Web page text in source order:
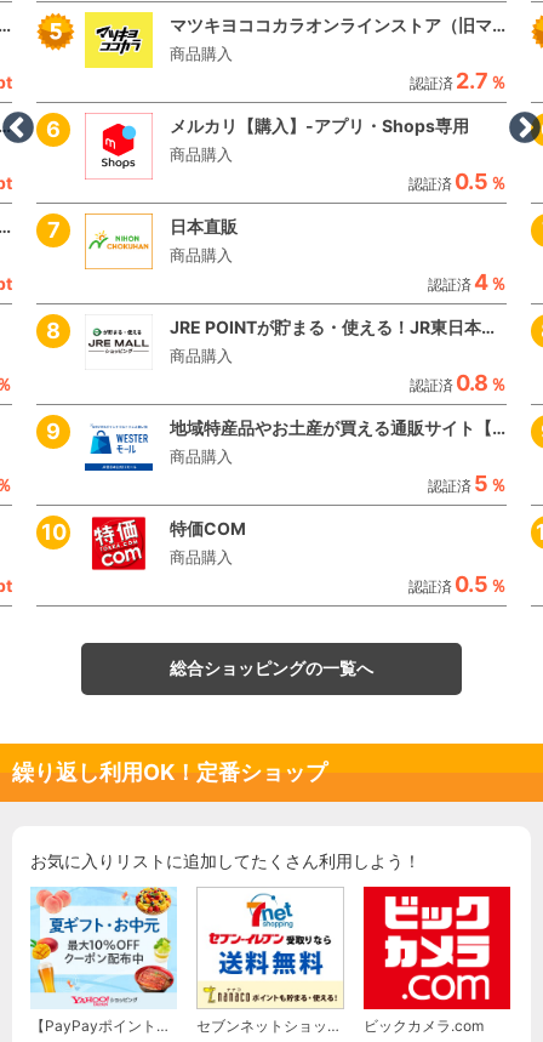
いあなたへ【タカミスキンピール】
革命【タカミスキンピール】
幹細胞培養液配合オールインワンセラム
マツキヨココカラオンラインストア（旧マツモトキヨシ）
商品購入
認証済 2.7 ％
メルカリ【購入】-アプリ・Shops専用
商品購入
認証済 0.5 ％
日本直販
商品購入
認証済4％
JRE POINTが貯まる・使える！JR東日本公式の総合オンラインモール【JRE MALLショッピング】
商品購入
認証済 0.8 ％
地域特産品やお土産が買える通販サイト【JR西日本公式/WESTERモール】
商品購入
認証済 5 ％
特価COM
商品購入
認証済 0.5 ％
総合ショッピングの一覧へ
繰り返し利用OK！定番ショップ
お気に入りリストに追加してたくさん利用しよう！
【PayPayポイントと二重取り！】Yahoo!ショッピング(ヤフーショッピング) セブンネットショッピング(セブン-イレブン受取なら送料無料) ビックカメラ.com